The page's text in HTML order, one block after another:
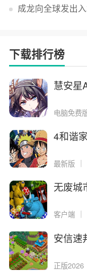
成龙向全球发出入境游邀
下载排行榜
慧安星
电脑免费
4和谐
最新版
无废城
客户端
安信速
正版2026